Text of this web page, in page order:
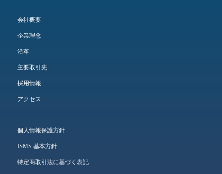
会社概要
企業理念
沿革
主要取引先
採用情報
アクセス
個人情報保護方針
ISMS 基本方針
特定商取引法に基づく表記